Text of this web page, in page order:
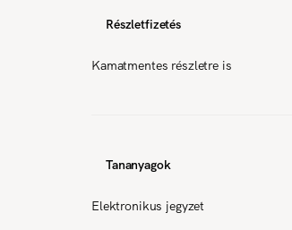
Részletfizetés
Kamatmentes részletre is
Tananyagok
Elektronikus jegyzet